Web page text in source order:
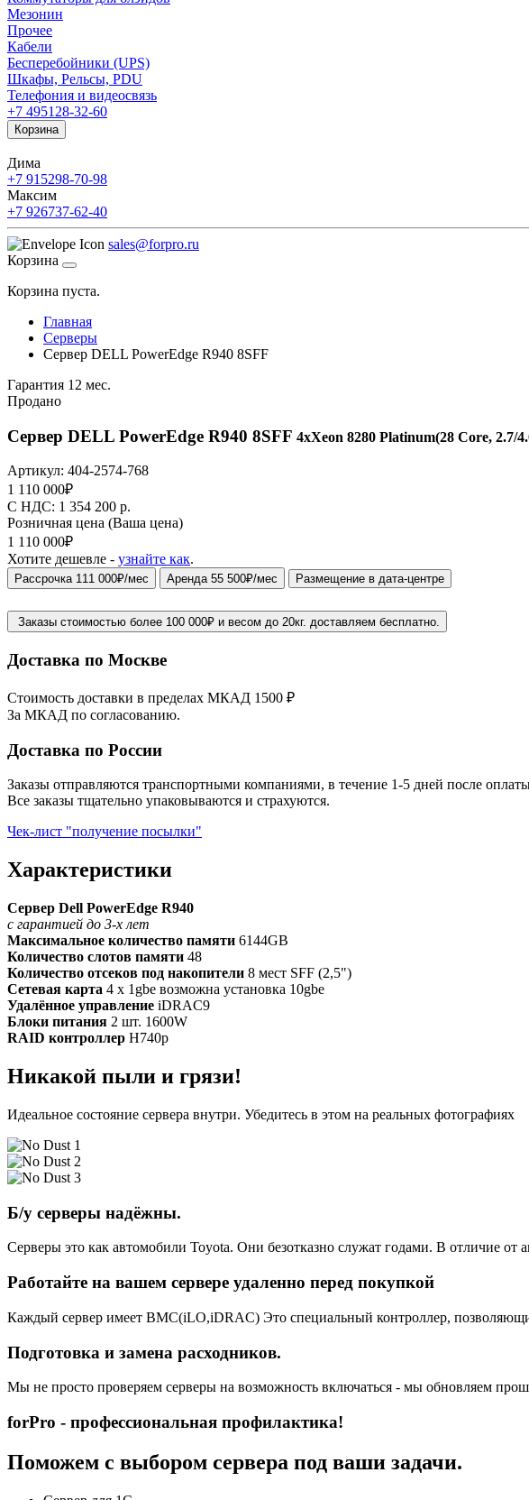
Мезонин
Прочее
Кабели
Бесперебойники (UPS)
Шкафы, Рельсы, PDU
Телефония и видеосвязь
+7 495128-32-60
Корзина
Дима
+7 915298-70-98
Максим
+7 926737-62-40
sales@forpro.ru
Корзина
Корзина пуста.
Главная
Серверы
Сервер DELL PowerEdge R940 8SFF
Гарантия 12 мес.
Продано
Сервер DELL PowerEdge R940 8SFF 4xXeon 8280 Platinum(28 Core, 2.7/
Артикул: 404-2574-768
1 110 000₽
C НДС: 1 354 200 р.
Розничная цена (Ваша цена)
1 110 000₽
Хотите дешевле - узнайте как.
Рассрочка 111 000₽/мес Аренда 55 500₽/мес Размещение в дата-центре
Заказы стоимостью более 100 000₽ и весом до 20кг. доставляем бесплатно.
Доставка по Москве
Стоимость доставки в пределах МКАД 1500 ₽
За МКАД по согласованию.
Доставка по России
Заказы отправляются транспортными компаниями, в течение 1-5 дней после
Все заказы тщательно упаковываются и страхуются.
Чек-лист "получение посылки"
Характеристики
Сервер Dell PowerEdge R940
с гарантией до 3-х лет
Максимальное количество памяти 6144GB
Количество слотов памяти 48
Количество отсеков под накопители 8 мест SFF (2,5")
Сетевая карта 4 x 1gbe возможна установка 10gbe
Удалённое управление iDRAC9
Блоки питания 2 шт. 1600W
RAID контроллер H740p
Никакой пыли и грязи!
Идеальное состояние сервера внутри. Убедитесь в этом на реальных фотографиях
Б/у серверы надёжны.
Серверы это как автомобили Toyota. Они безотказно служат годами. В отличие
Работайте на вашем сервере удаленно перед покупкой
Каждый сервер имеет BMC(iLO,iDRAC) Это специальный контроллер,
Подготовка и замена расходников.
Мы не просто проверяем серверы на возможность включаться - мы обновляем
forPro - профессиональная профилактика!
Поможем с выбором сервера под ваши задачи.